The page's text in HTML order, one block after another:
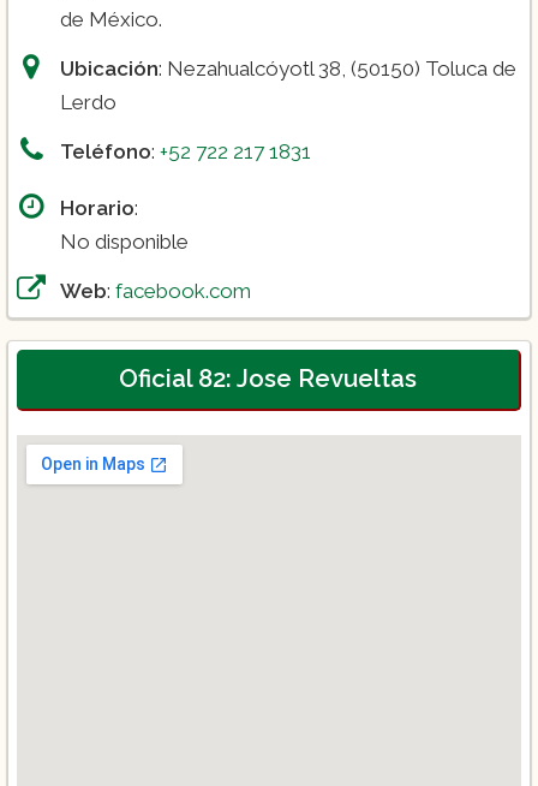
de México.
Ubicación: Nezahualcóyotl 38, (50150) Toluca de
Lerdo
Teléfono: +52 722 217 1831
Horario:
No disponible
Web: facebook.com
Oficial 82: Jose Revueltas